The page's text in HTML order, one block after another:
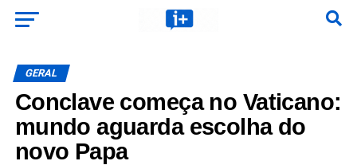
GERAL
Conclave começa no Vaticano:
mundo aguarda escolha do
novo Papa